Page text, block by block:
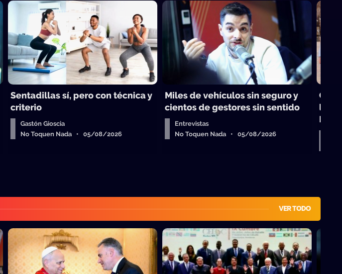
Sentadillas sí, pero con técnica y
criterio
Gastón Gioscia
No Toquen Nada • 05/08/2026
Miles de vehículos sin seguro y
cientos de gestores sin sentido
Entrevistas
No Toquen Nada • 05/08/2026
VER TODO